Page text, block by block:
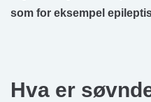
som for eksempel
Hva er